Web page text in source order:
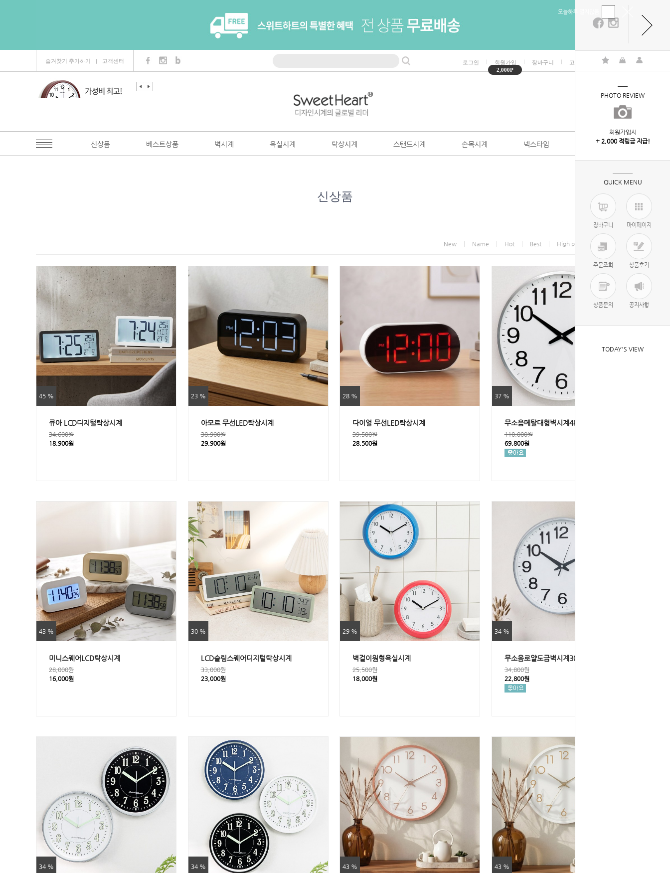
PHOTO REVIEW
회원가입시
+ 2,000 적립금 지급!
QUICK MENU
장바구니 마이페이지
주문조회 상품후기
상품문의 공지사항
TODAY'S VIEW
오늘하루 열지않음
즐겨찾기 추가하기 ㅣ 고객센터 로그인
회원가입
2,000P
장바구니 고객센터 마이페이지
신상품 베스트상품 벽시계 욕실시계 탁상시계 스탠드시계 손목시계 넥스타임 특판/대량구매
신상품
New Name Hot Best High price Low price
45 %
큐아 LCD디지털탁상시계
34,600원
18,900원
23 %
아모르 무선LED탁상시계
38,900원
29,900원
28 %
다이얼 무선LED탁상시계
39,500원
28,500원
37 %
무소음메탈대형벽시계480
110,000원
69,800원
43 %
미니스퀘어LCD탁상시계
28,000원
16,000원
30 %
LCD슬림스퀘어디지털탁상시계
33,000원
23,000원
29 %
벽걸이원형욕실시계
25,500원
18,000원
34 %
무소음로얄도금벽시계300
34,800원
22,800원
34 % 34 % 43 % 43 %